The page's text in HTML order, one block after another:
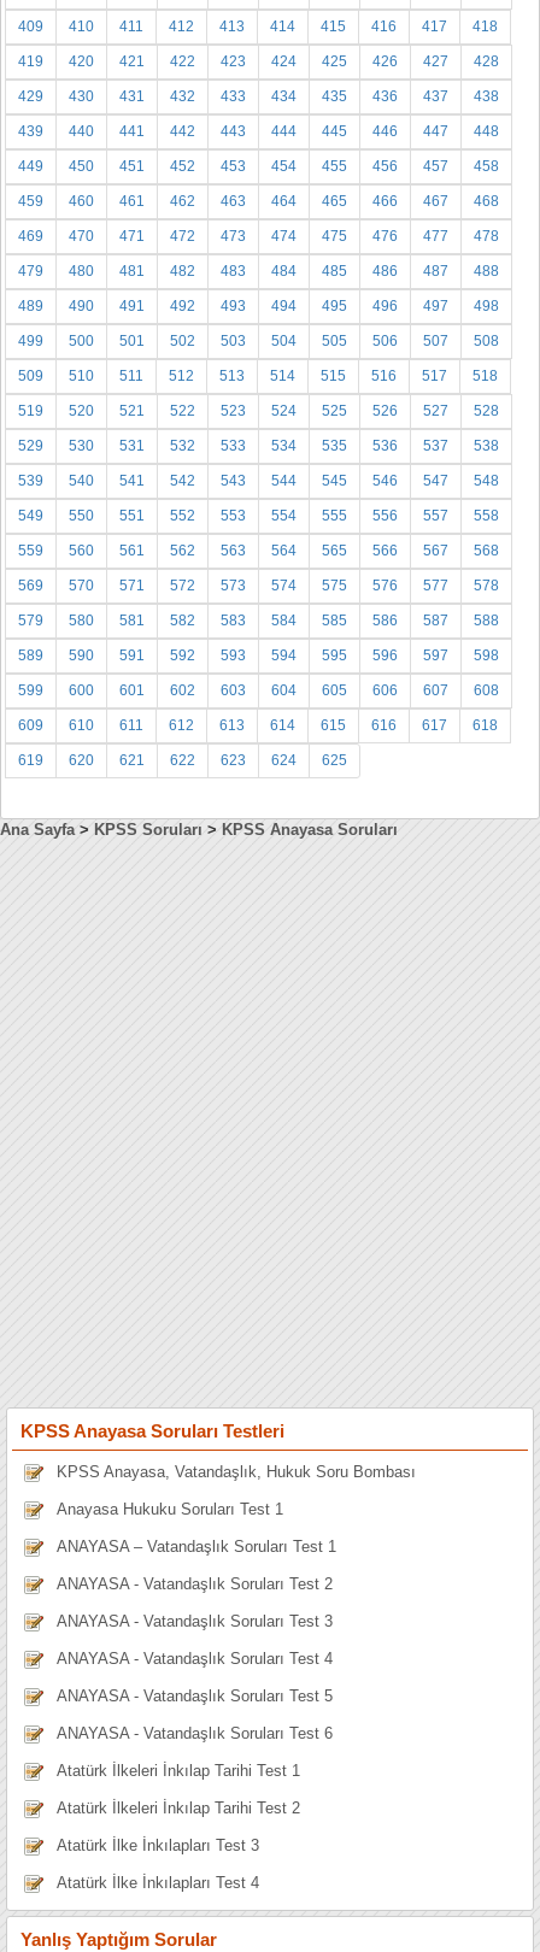
409 410 411 412 413 414 415 416 417 418
419 420 421 422 423 424 425 426 427 428
429 430 431 432 433 434 435 436 437 438
439 440 441 442 443 444 445 446 447 448
449 450 451 452 453 454 455 456 457 458
459 460 461 462 463 464 465 466 467 468
469 470 471 472 473 474 475 476 477 478
479 480 481 482 483 484 485 486 487 488
489 490 491 492 493 494 495 496 497 498
499 500 501 502 503 504 505 506 507 508
509 510 511 512 513 514 515 516 517 518
519 520 521 522 523 524 525 526 527 528
529 530 531 532 533 534 535 536 537 538
539 540 541 542 543 544 545 546 547 548
549 550 551 552 553 554 555 556 557 558
559 560 561 562 563 564 565 566 567 568
569 570 571 572 573 574 575 576 577 578
579 580 581 582 583 584 585 586 587 588
589 590 591 592 593 594 595 596 597 598
599 600 601 602 603 604 605 606 607 608
609 610 611 612 613 614 615 616 617 618
619 620 621 622 623 624 625
Ana Sayfa> KPSS Soruları > KPSS Anayasa Soruları
KPSS Anayasa Soruları Testleri
KPSS Anayasa, Vatandaşlık, Hukuk Soru Bombası
Anayasa Hukuku Soruları Test 1
ANAYASA – Vatandaşlık Soruları Test 1
ANAYASA - Vatandaşlık Soruları Test 2
ANAYASA - Vatandaşlık Soruları Test 3
ANAYASA - Vatandaşlık Soruları Test 4
ANAYASA - Vatandaşlık Soruları Test 5
ANAYASA - Vatandaşlık Soruları Test 6
Atatürk İlkeleri İnkılap Tarihi Test 1
Atatürk İlkeleri İnkılap Tarihi Test 2
Atatürk İlke İnkılapları Test 3
Atatürk İlke İnkılapları Test 4
Yanlış Yaptığım Sorular